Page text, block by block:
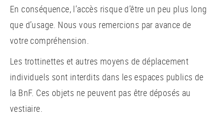
En conséquence, l’accès risque d’être un peu plus long
que d’usage. Nous vous remercions par avance de
votre compréhension.
Les trottinettes et autres moyens de déplacement
individuels sont interdits dans les espaces publics de
la BnF. Ces objets ne peuvent pas être déposés au
vestiaire.